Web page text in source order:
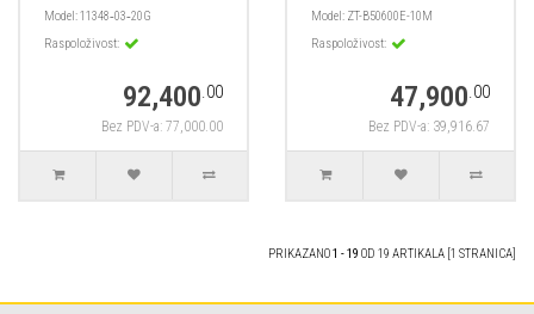
Model:11348‑03‑20G
Raspoloživost:
92,400.00
Bez PDV-a: 77,000.00
Model: ZT-B50600E-10M
Raspoloživost:
47,900.00
Bez PDV-a: 39,916.67
PRIKAZANO1 - 19 OD 19 ARTIKALA [1 STRANICA]